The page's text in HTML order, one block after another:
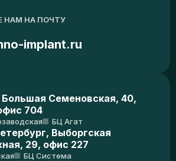
НАМ НА ПОЧТУ
implant.ru
Семеновская, 40,
704
БЦ Агат
Выборгская
29, офис 227
БЦ Система